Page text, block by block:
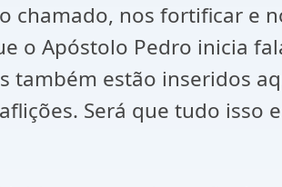
chamado, nos fortificar e
o Apóstolo Pedro inicia
estão inseridos
Será que tudo isso